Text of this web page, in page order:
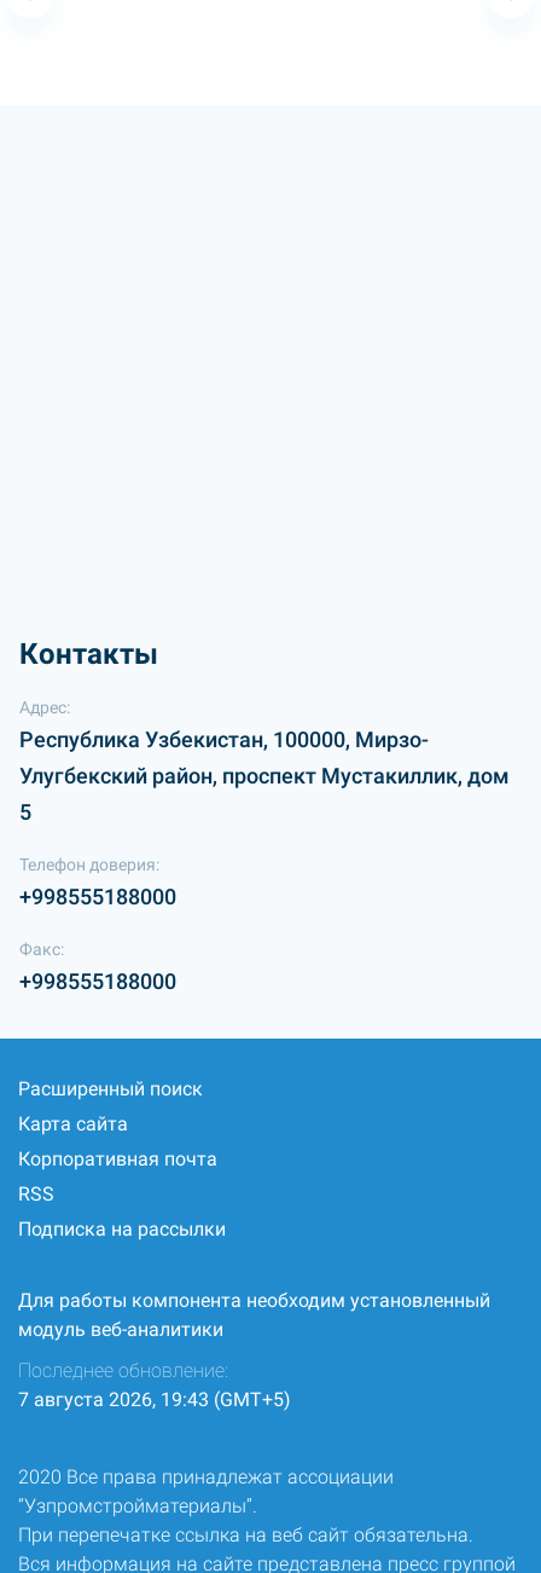
Контакты
Адрес:
Республика Узбекистан, 100000, Мирзо-
Улугбекский район, проспект Мустакиллик, дом
5
Телефон доверия:
+998555188000
Факс:
+998555188000
Расширенный поиск
Карта сайта
Корпоративная почта
RSS
Подписка на рассылки
Для работы компонента необходим установленный
модуль веб-аналитики
Последнее обновление:
7 августа 2026, 19:43 (GMT+5)
2020 Все права принадлежат ассоциации
“Узпромстройматериалы”.
При перепечатке ссылка на веб сайт обязательна.
Вся информация на сайте представлена пресс группой